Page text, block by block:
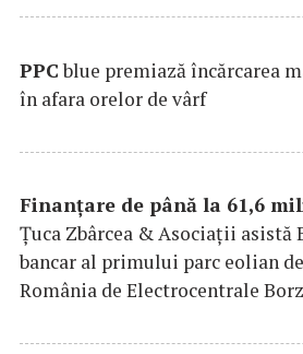
PPCblue premiază încărcarea
în afara orelor de vârf
Finanțare de până la 61,6
Țuca Zbârcea & Asociații asistă
bancar al primului parc eolian
România de Electrocentrale